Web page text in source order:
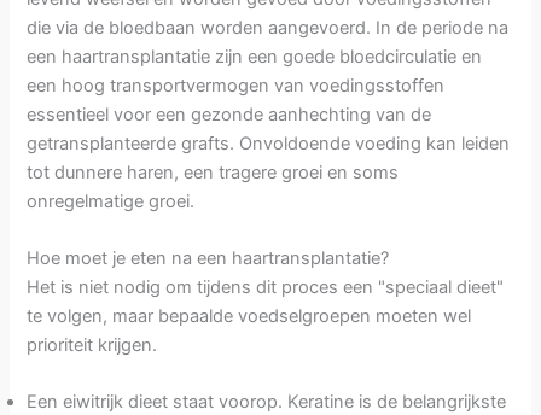
die via de bloedbaan worden aangevoerd. In de periode na
een haartransplantatie zijn een goede bloedcirculatie en
een hoog transportvermogen van voedingsstoffen
essentieel voor een gezonde aanhechting van de
getransplanteerde grafts. Onvoldoende voeding kan leiden
tot dunnere haren, een tragere groei en soms
onregelmatige groei.
Hoe moet je eten na een haartransplantatie?
Het is niet nodig om tijdens dit proces een "speciaal dieet"
te volgen, maar bepaalde voedselgroepen moeten wel
prioriteit krijgen.
Een eiwitrijk dieet staat voorop. Keratine is de belangrijkste